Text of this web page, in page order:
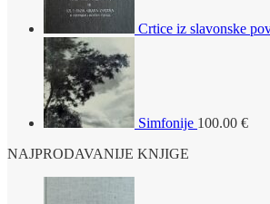
Crtice iz slavonske
Simfonije 100.00 €
NAJPRODAVANIJE KNJIGE